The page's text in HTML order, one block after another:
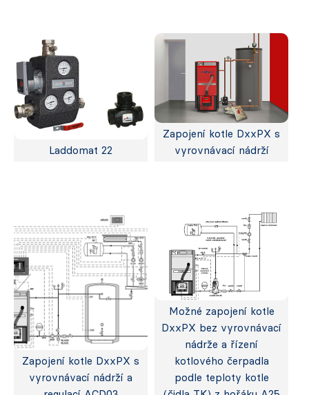
Laddomat 22
Zapojení kotle DxxPX s
vyrovnávací nádrží
Zapojení kotle DxxPX s
vyrovnávací nádrží a
Možné zapojení kotle
DxxPX bez vyrovnávací
nádrže a řízení
kotlového čerpadla
podle teploty kotle